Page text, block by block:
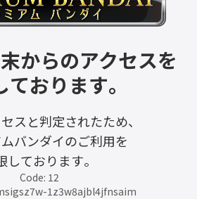
からのアクセスを
おります。
スと判定されたため、
バンダイのご利用を
しております。
Code: 12
1z3w8ajbl4jfnsaim